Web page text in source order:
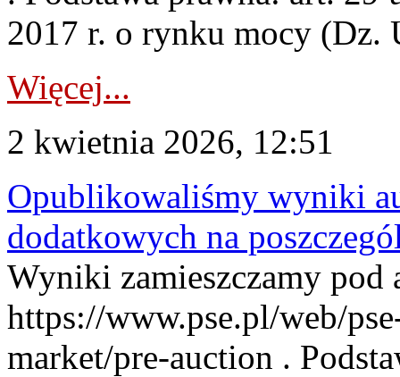
2017 r. o rynku mocy (Dz.
Więcej...
2 kwietnia 2026, 12:51
Opublikowaliśmy wyniki
dodatkowych na
Wyniki zamieszczamy pod
https://www.pse.pl/web/
market/pre-auction .